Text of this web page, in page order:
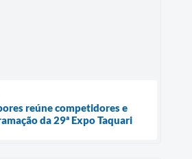
reúne competidores e
da 29ª Expo Taquari